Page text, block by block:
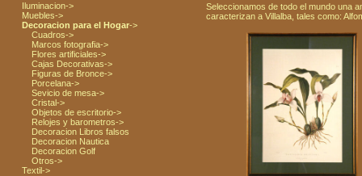
Iluminacion->
Muebles->
Decoracion para el Hogar->
Cuadros->
Marcos fotografia->
Flores artificiales->
Cajas Decorativas->
Figuras de Bronce->
Porcelana->
Sevicio de mesa->
Cristal->
Objetos de escritorio->
Relojes y barometros->
Decoracion Libros falsos
Decoracion Nautica
Decoracion Golf
Otros->
Textil->
Seleccionamos de todo el mundo una
caracterizan a Villalba, tales como: